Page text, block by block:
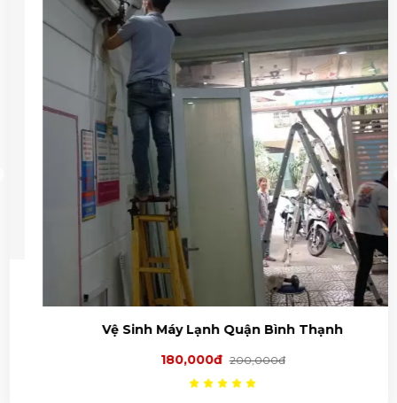
Vệ Sinh Máy Lạnh Quận Bình Thạnh
180,000đ 200,000đ